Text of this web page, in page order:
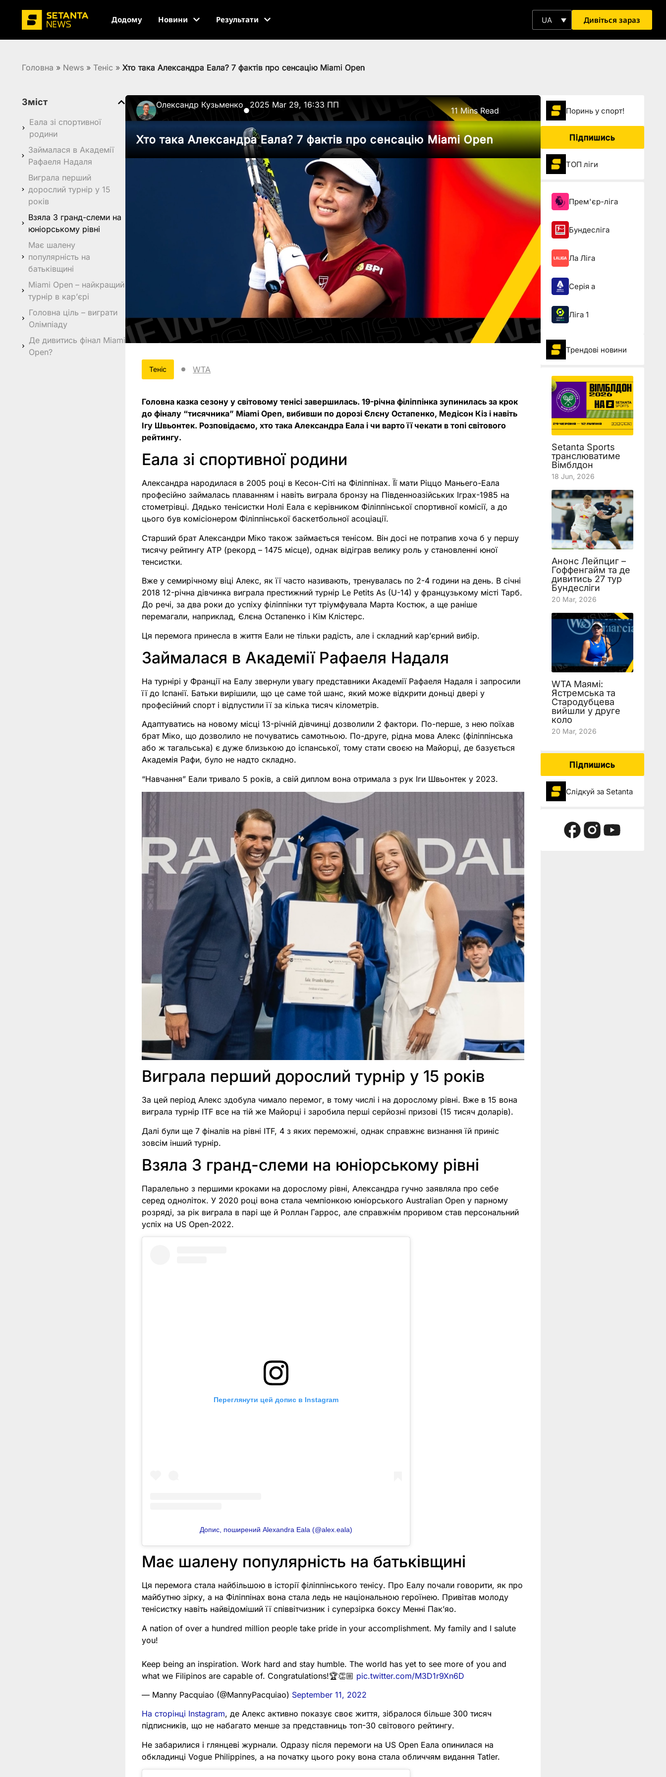
Додому Новини Результати UA Дивіться зараз
Головна » News » Теніс » Хто така Александра Еала? 7 фактів про сенсацію Miami Open
Зміст
Еала зі спортивної
родини
Займалася в Академії
Рафаеля Надаля
Виграла перший
дорослий турнір у 15
років
Взяла 3 гранд-слеми на
юніорському рівні
Має шалену
популярність на
батьківщині
Miami Open – найкращий
турнір в карʼєрі
Головна ціль – виграти
Олімпіаду
Де дивитись фінал Miami
Open?
Олександр Кузьменко
●
2025 Mar 29, 16:33 ПП
11 Mins Read
Хто така Александра Еала? 7 фактів про сенсацію Miami Open
Теніс WTA
Головна казка сезону у світовому тенісі завершилась. 19-річна філіппінка зупинилась за крок
до фіналу “тисячника” Miami Open, вибивши по дорозі Єлєну Остапенко, Медісон Кіз і навіть
Ігу Швьонтек. Розповідаємо, хто така Александра Еала і чи варто її чекати в топі світового
рейтингу.
Еала зі спортивної родини
Александра народилася в 2005 році в Кесон-Сіті на Філіппінах. Її мати Ріццо Маньего-Еала
професійно займалась плаванням і навіть виграла бронзу на Південноазійських Іграх-1985 на
стометрівці. Дядько тенісистки Нолі Еала є керівником Філіппінської спортивної комісії, а до
цього був комісіонером Філіппінської баскетбольної асоціації.
Старший брат Александри Міко також займається тенісом. Він досі не потрапив хоча б у першу
тисячу рейтингу ATP (рекорд – 1475 місце), однак відіграв велику роль у становленні юної
тенсистки.
Вже у семирічному віці Алекс, як її часто називають, тренувалась по 2-4 години на день. В січні
2018 12-річна дівчинка виграла престижний турнір Le Petits As (U-14) у французькому місті Тарб.
До речі, за два роки до успіху філіппінки тут тріумфувала Марта Костюк, а ще раніше
перемагали, наприклад, Єлєна Остапенко і Кім Клістерс.
Ця перемога принесла в життя Еали не тільки радість, але і складний карʼєрний вибір.
Займалася в Академії Рафаеля Надаля
На турнірі у Франції на Еалу звернули увагу представники Академії Рафаеля Надаля і запросили
її до Іспанії. Батьки вирішили, що це саме той шанс, який може відкрити доньці двері у
професійний спорт і відпустили її за кілька тисяч кілометрів.
Адаптуватись на новому місці 13-річній дівчинці дозволили 2 фактори. По-перше, з нею поїхав
брат Міко, що дозволило не почуватись самотньою. По-друге, рідна мова Алекс (філіппінська
або ж тагальська) є дуже близькою до іспанської, тому стати своєю на Майорці, де базується
Академія Рафи, було не надто складно.
“Навчання” Еали тривало 5 років, а свій диплом вона отримала з рук Іги Швьонтек у 2023.
Виграла перший дорослий турнір у 15 років
За цей період Алекс здобула чимало перемог, в тому числі і на дорослому рівні. Вже в 15 вона
виграла турнір ITF все на тій же Майорці і заробила перші серйозні призові (15 тисяч доларів).
Далі були ще 7 фіналів на рівні ITF, 4 з яких переможні, однак справжнє визнання їй приніс
зовсім інший турнір.
Взяла 3 гранд-слеми на юніорському рівні
Паралельно з першими кроками на дорослому рівні, Александра гучно заявляла про себе
серед одноліток. У 2020 році вона стала чемпіонкою юніорського Australian Open у парному
розряді, за рік виграла в парі ще й Роллан Гаррос, але справжнім проривом став персональний
успіх на US Open-2022.
Переглянути цей допис в Instagram
Допис, поширений Alexandra Eala (@alex.eala)
Має шалену популярність на батьківщині
Ця перемога стала найбільшою в історії філіппінського тенісу. Про Еалу почали говорити, як про
майбутню зірку, а на Філіппінах вона стала ледь не національною героїнею. Привітав молоду
тенісистку навіть найвідоміший її співвітчизник і суперзірка боксу Менні Пакʼяо.
A nation of over a hundred million people take pride in your accomplishment. My family and I salute
you!
Keep being an inspiration. Work hard and stay humble. The world has yet to see more of you and
what we Filipinos are capable of. Congratulations!🏆👏🏼 pic.twitter.com/M3D1r9Xn6D
— Manny Pacquiao (@MannyPacquiao) September 11, 2022
На сторінці Instagram, де Алекс активно показує своє життя, зібралося більше 300 тисяч
підписників, що не набагато менше за представниць топ-30 світового рейтингу.
Не забарилися і глянцеві журнали. Одразу після перемоги на US Open Еала опинилася на
обкладинці Vogue Philippines, а на початку цього року вона стала обличчям видання Tatler.
Поринь у спорт!
Підпишись
ТОП ліги
Прем'єр-ліга
Бундесліга
Ла Ліга
Серія а
Ліга 1
Трендові новини
Setanta Sports
транслюватиме
Вімблдон
18 Jun, 2026
Анонс Лейпциг –
Гоффенгайм та де
дивитись 27 тур
Бундесліги
20 Mar, 2026
WTA Маямі:
Ястремська та
Стародубцева
вийшли у друге
коло
20 Mar, 2026
Підпишись
Слідкуй за Setanta